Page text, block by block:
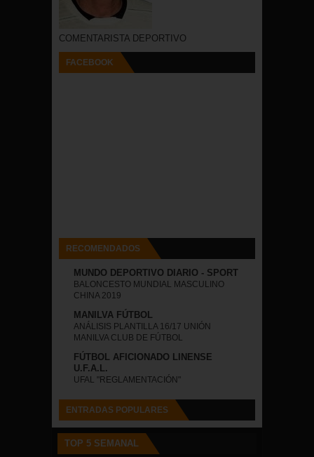
COMENTARISTA DEPORTIVO
FACEBOOK
RECOMENDADOS
MUNDO DEPORTIVO DIARIO - SPORT
BALONCESTO MUNDIAL MASCULINO
CHINA 2019
MANILVA FÚTBOL
ANÁLISIS PLANTILLA 16/17 UNIÓN
MANILVA CLUB DE FÚTBOL
FÚTBOL AFICIONADO LINENSE
U.F.A.L.
UFAL "REGLAMENTACIÓN"
ENTRADAS POPULARES
TOP 5 SEMANAL